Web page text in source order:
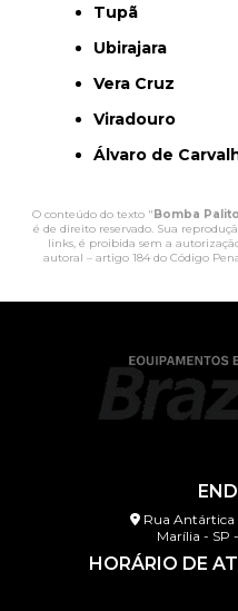
Tupã
Ubirajara
Vera Cruz
Viradouro
Álvaro de
O conteúdo do texto "Bomba
é de direito reservado. Sua
links, é proibida sem a
autoral – artigo 184 do Código
Rua Antártica
Marília - SP
HORÁRIO DE